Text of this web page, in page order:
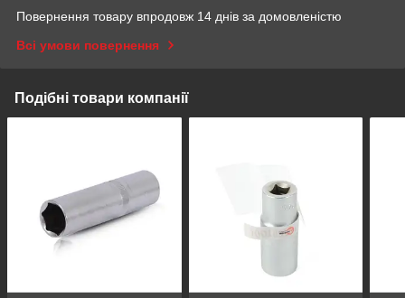
Повернення товару впродовж 14 днів за домовленістю
Всі умови повернення
Подібні товари компанії